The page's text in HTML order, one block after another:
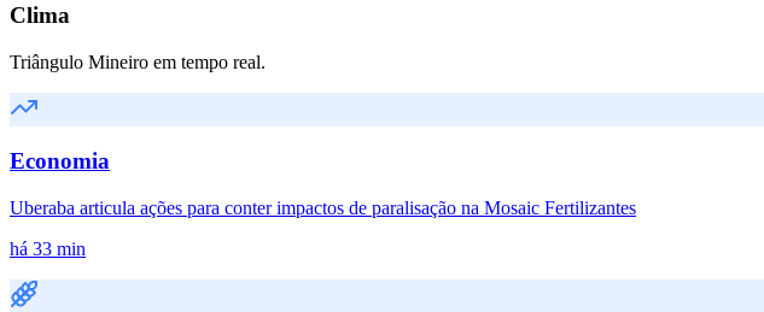
Clima
Triângulo Mineiro em tempo real.
Economia
Uberaba articula ações para conter impactos de paralisação na Mosaic Fertilizantes
há 33 min